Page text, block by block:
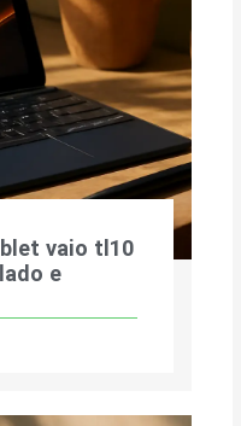
vaio tl10
e